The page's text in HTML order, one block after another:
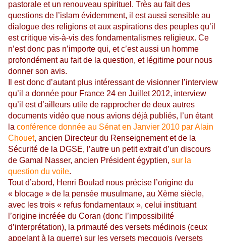
pastorale et un renouveau spirituel. Très au fait des
questions de l’islam évidemment, il est aussi sensible au
dialogue des religions et aux aspirations des peuples qu’il
est critique vis-à-vis des fondamentalismes religieux. Ce
n’est donc pas n’importe qui, et c’est aussi un homme
profondément au fait de la question, et légitime pour nous
donner son avis.
Il est donc d’autant plus intéressant de visionner l’interview
qu’il a donnée pour France 24 en Juillet 2012, interview
qu’il est d’ailleurs utile de rapprocher de deux autres
documents vidéo que nous avions déjà publiés, l’un étant
la conférence donnée au Sénat en Janvier 2010 par Alain
Chouet, ancien Directeur du Renseignement et de la
Sécurité de la DGSE, l’autre un petit extrait d’un discours
de Gamal Nasser, ancien Président égyptien, sur la
question du voile.
Tout d’abord, Henri Boulad nous précise l’origine du
« blocage » de la pensée musulmane, au Xème siècle,
avec les trois « refus fondamentaux », celui instituant
l’origine incréée du Coran (donc l’impossibilité
d’interprétation), la primauté des versets médinois (ceux
appelant à la guerre) sur les versets mecquois (versets